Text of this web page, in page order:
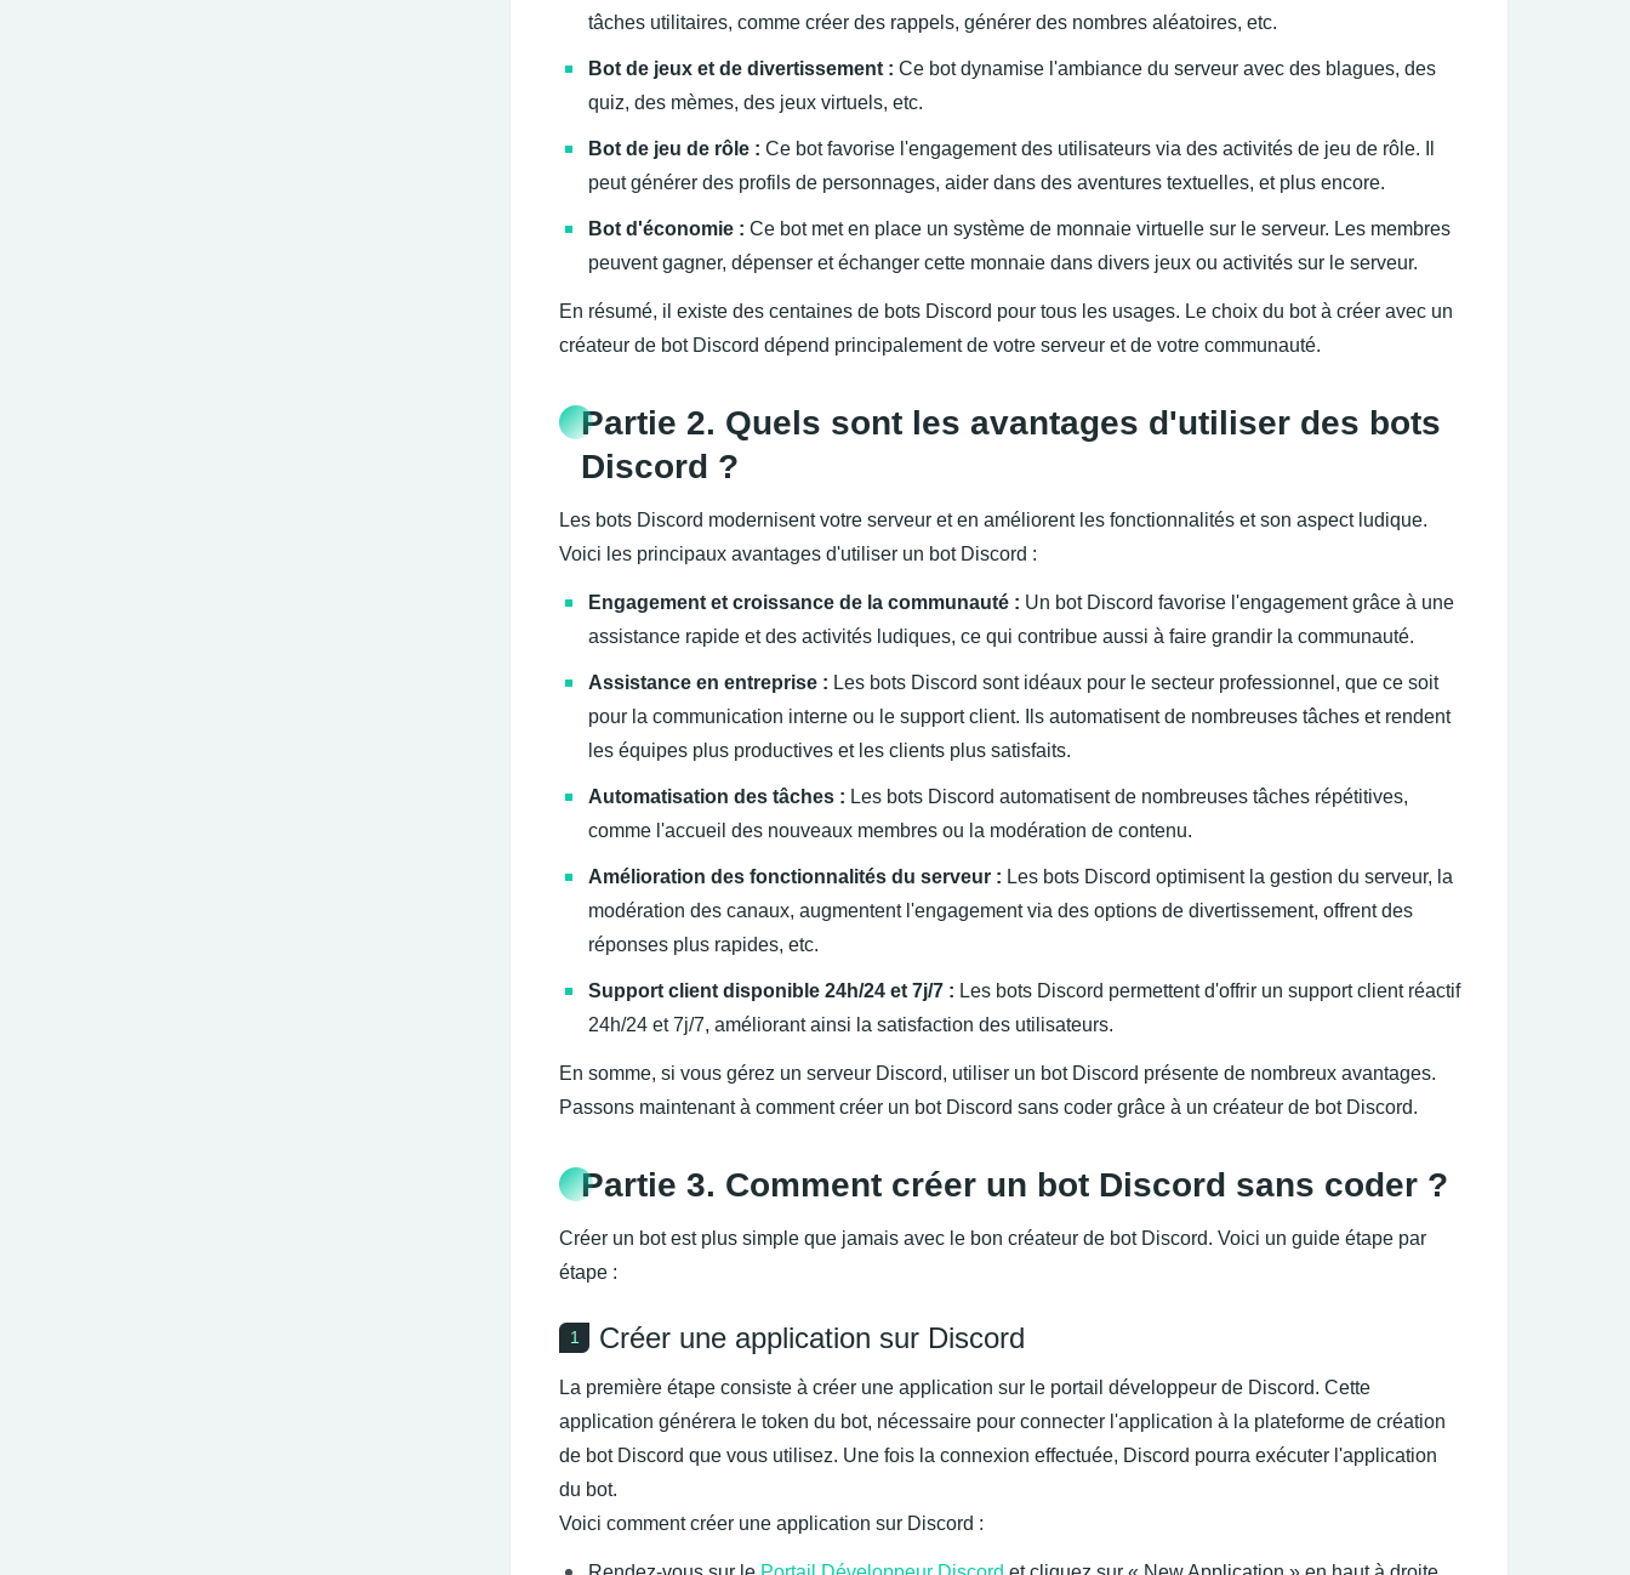
tâches utilitaires, comme créer des rappels, générer des nombres aléatoires, etc.
Bot de jeux et de divertissement : Ce bot dynamise l'ambiance du serveur avec des blagues, des
quiz, des mèmes, des jeux virtuels, etc.
Bot de jeu de rôle : Ce bot favorise l'engagement des utilisateurs via des activités de jeu de rôle. Il
peut générer des profils de personnages, aider dans des aventures textuelles, et plus encore.
Bot d'économie : Ce bot met en place un système de monnaie virtuelle sur le serveur. Les membres
peuvent gagner, dépenser et échanger cette monnaie dans divers jeux ou activités sur le serveur.
En résumé, il existe des centaines de bots Discord pour tous les usages. Le choix du bot à créer avec un
créateur de bot Discord dépend principalement de votre serveur et de votre communauté.
Partie 2. Quels sont les avantages d'utiliser des bots
Discord ?
Les bots Discord modernisent votre serveur et en améliorent les fonctionnalités et son aspect ludique.
Voici les principaux avantages d'utiliser un bot Discord :
Engagement et croissance de la communauté : Un bot Discord favorise l'engagement grâce à une
assistance rapide et des activités ludiques, ce qui contribue aussi à faire grandir la communauté.
Assistance en entreprise : Les bots Discord sont idéaux pour le secteur professionnel, que ce soit
pour la communication interne ou le support client. Ils automatisent de nombreuses tâches et rendent
les équipes plus productives et les clients plus satisfaits.
Automatisation des tâches : Les bots Discord automatisent de nombreuses tâches répétitives,
comme l'accueil des nouveaux membres ou la modération de contenu.
Amélioration des fonctionnalités du serveur : Les bots Discord optimisent la gestion du serveur, la
modération des canaux, augmentent l'engagement via des options de divertissement, offrent des
réponses plus rapides, etc.
Support client disponible 24h/24 et 7j/7 : Les bots Discord permettent d'offrir un support client réactif
24h/24 et 7j/7, améliorant ainsi la satisfaction des utilisateurs.
En somme, si vous gérez un serveur Discord, utiliser un bot Discord présente de nombreux avantages.
Passons maintenant à comment créer un bot Discord sans coder grâce à un créateur de bot Discord.
Partie 3. Comment créer un bot Discord sans coder ?
Créer un bot est plus simple que jamais avec le bon créateur de bot Discord. Voici un guide étape par
étape :
1 Créer une application sur Discord
La première étape consiste à créer une application sur le portail développeur de Discord. Cette
application générera le token du bot, nécessaire pour connecter l'application à la plateforme de création
de bot Discord que vous utilisez. Une fois la connexion effectuée, Discord pourra exécuter l'application
du bot.
Voici comment créer une application sur Discord :